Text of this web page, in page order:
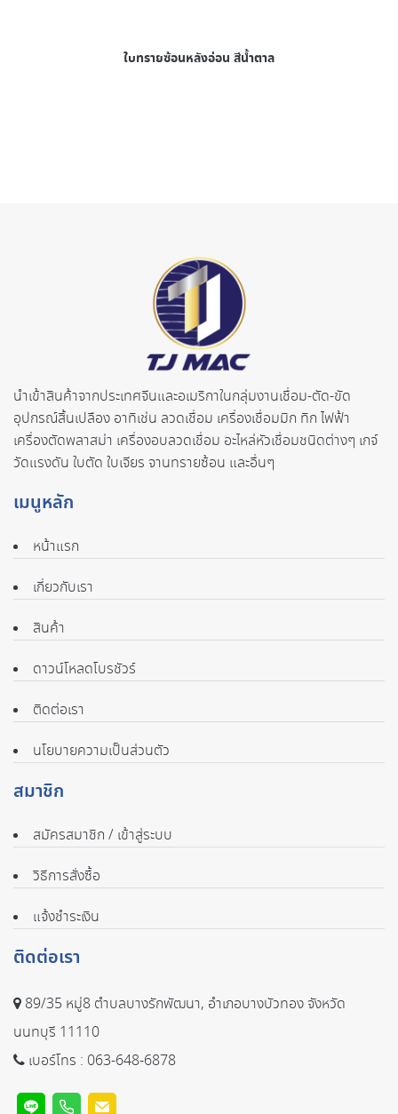
ใบทรายซ้อนหลังอ่อน สีน้ำตาล
นำเข้าสินค้าจากประเทศจีนและอเมริกาในกลุ่มงานเชื่อม-ตัด-ขัด
อุปกรณ์สิ้นเปลือง อาทิเช่น ลวดเชื่อม เครื่องเชื่อมมิก ทิก ไฟฟ้า
เครื่องตัดพลาสม่า เครื่องอบลวดเชื่อม อะไหล่หัวเชื่อมชนิดต่างๆ เกจ์
วัดแรงดัน ใบตัด ใบเจียร จานทรายซ้อน และอื่นๆ
เมนูหลัก
หน้าแรก
เกี่ยวกับเรา
สินค้า
ดาวน์โหลดโบรชัวร์
ติดต่อเรา
นโยบายความเป็นส่วนตัว
สมาชิก
สมัครสมาชิก / เข้าสู่ระบบ
วิธีการสั่งซื้อ
แจ้งชำระเงิน
ติดต่อเรา
89/35 หมู่8 ตำบลบางรักพัฒนา, อำเภอบางบัวทอง จังหวัด
นนทบุรี 11110
เบอร์โทร : 063-648-6878